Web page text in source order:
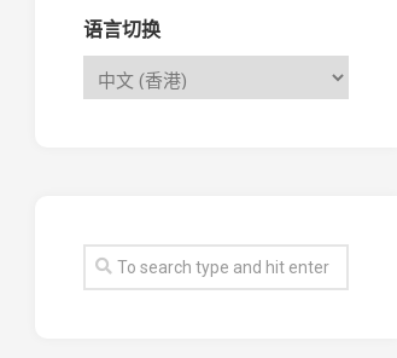
语言切换